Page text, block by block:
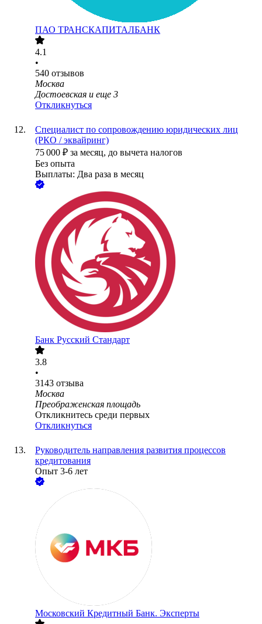
ПАО ТРАНСКАПИТАЛБАНК
4.1
•
540 отзывов
Москва
Достоевская и еще 3
Откликнуться
Специалист по сопровождению юридических лиц
(РКО / эквайринг)
75 000 ₽ за месяц, до вычета налогов
Без опыта
Выплаты: Два раза в месяц
Банк Русский Стандарт
3.8
•
3143 отзыва
Москва
Преображенская площадь
Откликнитесь среди первых
Откликнуться
Руководитель направления развития процессов
кредитования
Опыт 3-6 лет
Московский Кредитный Банк. Эксперты